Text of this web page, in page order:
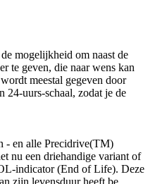
mogelijkheid om naast de
te geven, die naar wens kan
meestal gegeven door
24-uurs-schaal, zodat je de
- en alle Precidrive(TM)
nu een driehandige variant of
indicator (End of Life). Deze